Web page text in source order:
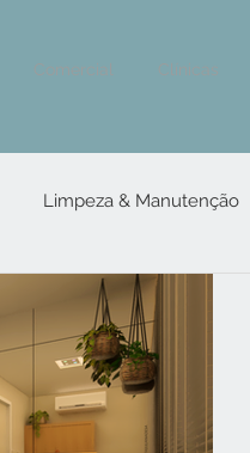
Comercial Clínicas
Limpeza & Manutenção